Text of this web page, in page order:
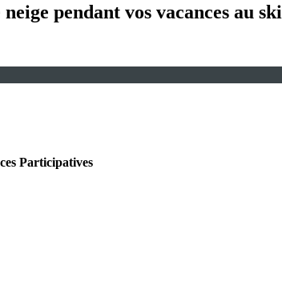
pendant vos vacances au ski
Participatives